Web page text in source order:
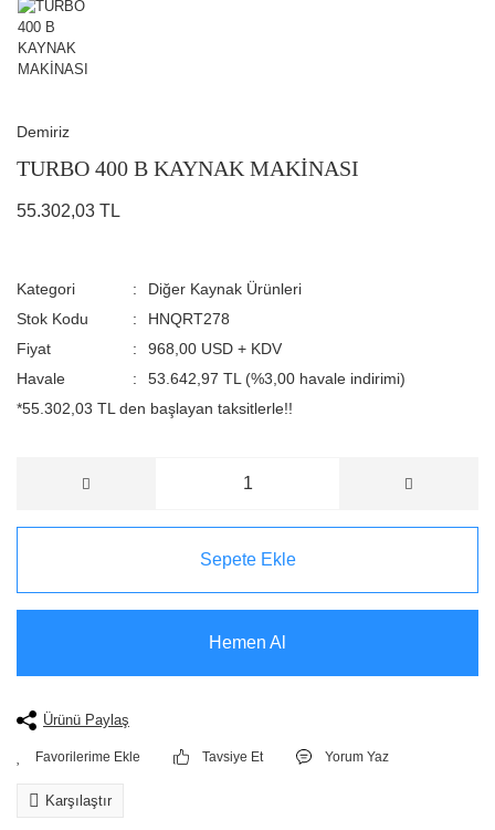
Demiriz
TURBO 400 B KAYNAK MAKİNASI
55.302,03 TL
Kategori
Diğer Kaynak Ürünleri
Stok Kodu
HNQRT278
Fiyat
968,00 USD + KDV
Havale
53.642,97 TL (%3,00 havale indirimi)
*55.302,03 TL den başlayan taksitlerle!!
Sepete Ekle
Hemen Al
Ürünü Paylaş
Tavsiye Et Yorum Yaz
Karşılaştır